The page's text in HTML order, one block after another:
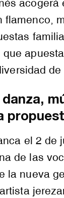
acogerá
flamenco,
que
de
el 2 de
de las
la nueva